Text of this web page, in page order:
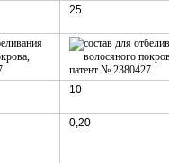
25
10
0,20